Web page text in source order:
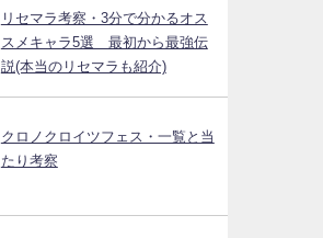
リセマラ考察・3分で分かるオス
スメキャラ5選 最初から最強伝
説(本当のリセマラも紹介)
クロノクロイツフェス・一覧と当
たり考察